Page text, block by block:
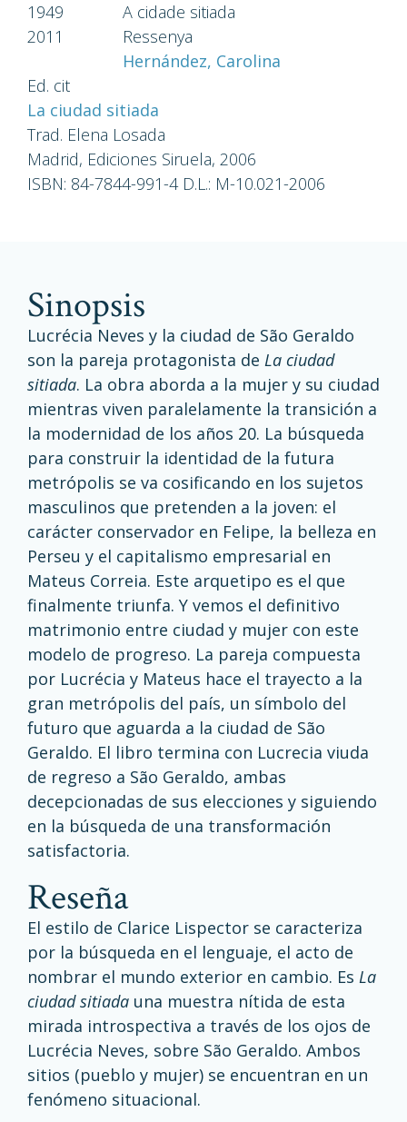
1949
A cidade sitiada
2011
Ressenya
Hernández, Carolina
Ed. cit
La ciudad sitiada
Trad. Elena Losada
Madrid, Ediciones Siruela, 2006
ISBN: 84-7844-991-4 D.L.: M-10.021-2006
sinopsis
Lucrécia Neves y la ciudad de São Geraldo
son la pareja protagonista de La ciudad
sitiada. La obra aborda a la mujer y su ciudad
mientras viven paralelamente la transición a
la modernidad de los años 20. La búsqueda
para construir la identidad de la futura
metrópolis se va cosificando en los sujetos
masculinos que pretenden a la joven: el
carácter conservador en Felipe, la belleza en
Perseu y el capitalismo empresarial en
Mateus Correia. Este arquetipo es el que
finalmente triunfa. Y vemos el definitivo
matrimonio entre ciudad y mujer con este
modelo de progreso. La pareja compuesta
por Lucrécia y Mateus hace el trayecto a la
gran metrópolis del país, un símbolo del
futuro que aguarda a la ciudad de São
Geraldo. El libro termina con Lucrecia viuda
de regreso a São Geraldo, ambas
decepcionadas de sus elecciones y siguiendo
en la búsqueda de una transformación
satisfactoria.
reseña
El estilo de Clarice Lispector se caracteriza
por la búsqueda en el lenguaje, el acto de
nombrar el mundo exterior en cambio. Es La
ciudad sitiada una muestra nítida de esta
mirada introspectiva a través de los ojos de
Lucrécia Neves, sobre São Geraldo. Ambos
sitios (pueblo y mujer) se encuentran en un
fenómeno situacional.